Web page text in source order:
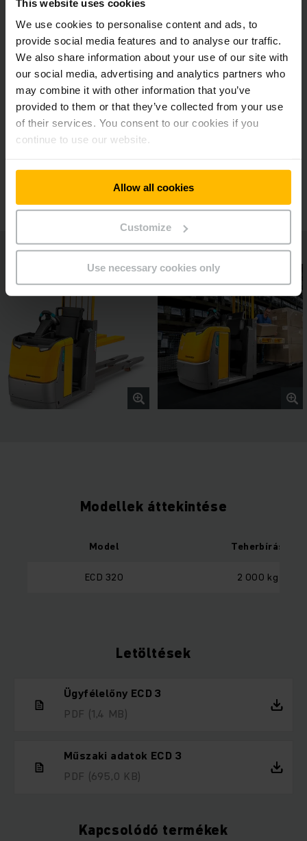
This website uses cookies
We use cookies to personalise content and ads, to
provide social media features and to analyse our traffic.
We also share information about your use of our site with
our social media, advertising and analytics partners who
may combine it with other information that you’ve
provided to them or that they’ve collected from your use
of their services. You consent to our cookies if you
continue to use our website.
Allow all cookies
Customize
Use necessary cookies only
Jobb kilátás és láthatóság
Ergonomikus és hatékony munkavégzés
Tökéletes munkahely a maximális komissiózási
teljesítmény érdekében
Modellek áttekintése
Model Teherbírás
ECD 320 2 000 kg
Letöltések
Ügyfélelőny ECD 3
PDF (1,4 MB)
Műszaki adatok ECD 3
PDF (695,0 KB)
Kapcsolódó termékek